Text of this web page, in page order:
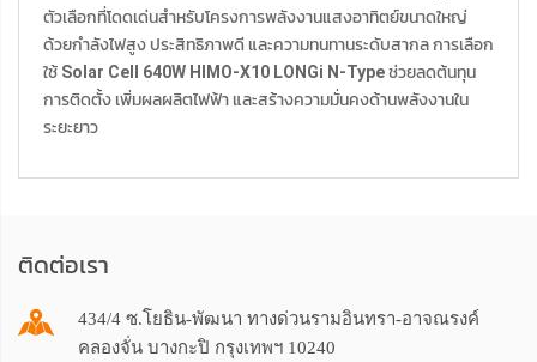
ตัวเลือกที่โดดเด่นสำหรับโครงการพลังงานแสงอาทิตย์ขนาดใหญ่
ด้วยกำลังไฟสูง ประสิทธิภาพดี และความทนทานระดับสากล การเลือก
ใช้ Solar Cell 640W HIMO-X10 LONGi N-Typeช่วยลดต้นทุน
การติดตั้ง เพิ่มผลผลิตไฟฟ้า และสร้างความมั่นคงด้านพลังงานใน
ระยะยาว
ติดต่อเรา
434/4 ซ.โยธิน-พัฒนา ทางด่วนรามอินทรา-อาจณรงค์
คลองจั่น บางกะปิ กรุงเทพฯ 10240